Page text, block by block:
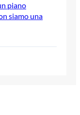
piano
siamo una